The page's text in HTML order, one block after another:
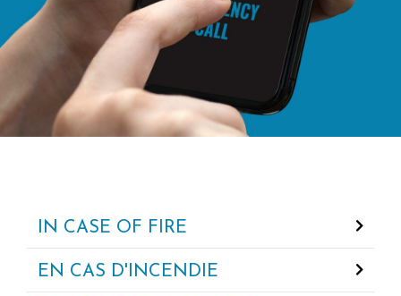
IN CASE OF FIRE
EN CAS D'INCENDIE